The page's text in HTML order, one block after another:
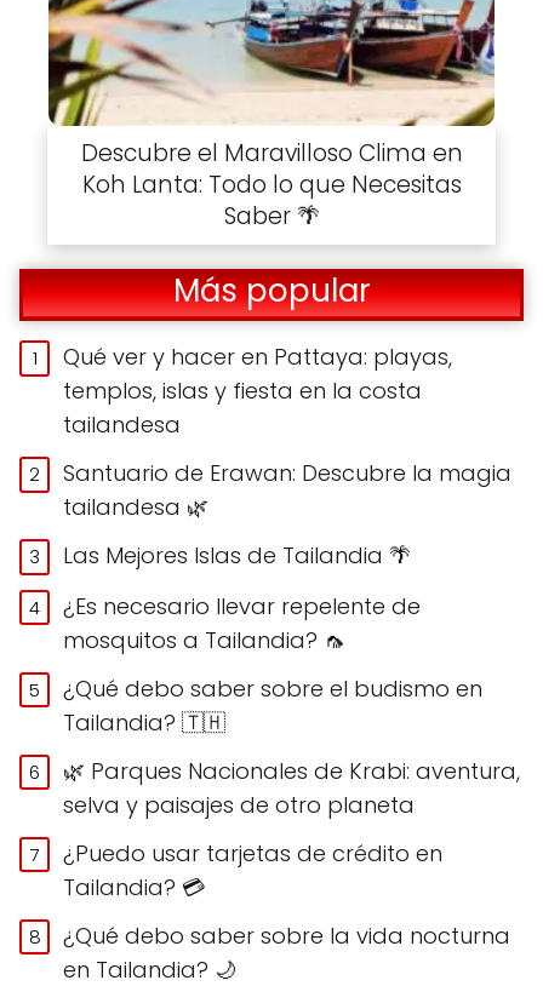
Descubre el Maravilloso Clima en
Koh Lanta: Todo lo que Necesitas
Saber 🌴
Más popular
Qué ver y hacer en Pattaya: playas,
templos, islas y fiesta en la costa
tailandesa
Santuario de Erawan: Descubre la magia
tailandesa 🌿
Las Mejores Islas de Tailandia 🌴
¿Es necesario llevar repelente de
mosquitos a Tailandia? 🦟
¿Qué debo saber sobre el budismo en
Tailandia? 🇹🇭
🌿 Parques Nacionales de Krabi: aventura,
selva y paisajes de otro planeta
¿Puedo usar tarjetas de crédito en
Tailandia? 💳
¿Qué debo saber sobre la vida nocturna
en Tailandia? 🌙